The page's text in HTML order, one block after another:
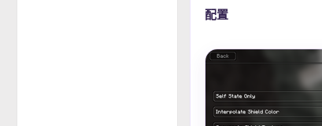
配置